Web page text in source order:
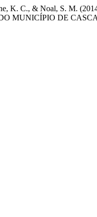
K. C., & Noal, S. M.
MUNICÍPIO DE